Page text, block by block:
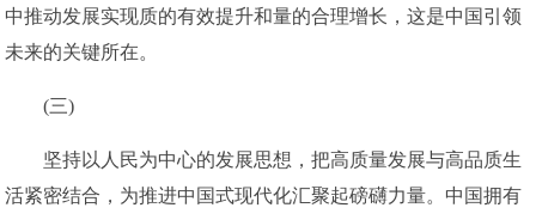
中推动发展实现质的有效提升和量的合理增长，这是中国引领
未来的关键所在。
(三)
坚持以人民为中心的发展思想，把高质量发展与高品质生
活紧密结合，为推进中国式现代化汇聚起磅礴力量。中国拥有